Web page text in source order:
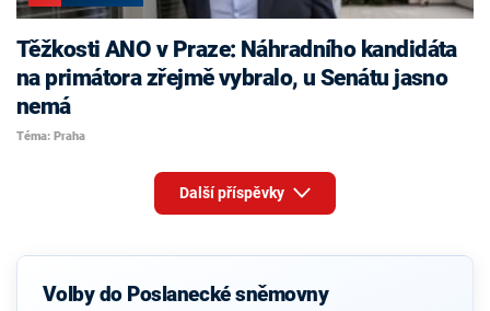
Těžkosti ANO v Praze: Náhradního kandidáta
na primátora zřejmě vybralo, u Senátu jasno
nemá
Téma: Praha
Další příspěvky
Volby do Poslanecké sněmovny